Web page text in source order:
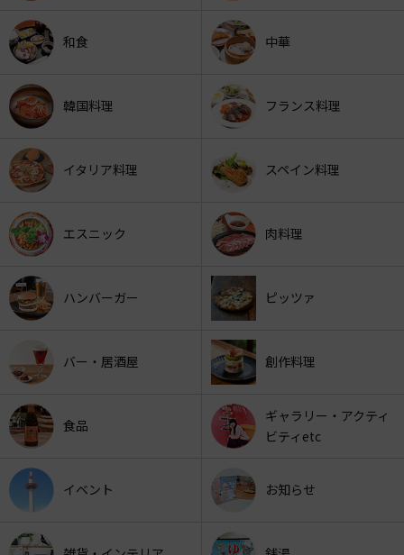
和食 中華
韓国料理 フランス料理
イタリア料理 スペイン料理
エスニック 肉料理
ハンバーガー ピッツァ
バー・居酒屋 創作料理
食品
ギャラリー・アクティ
ビティetc
イベント お知らせ